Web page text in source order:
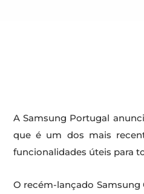
A Samsung Portugal
que é um dos mais
funcionalidades úteis para
O recém-lançado Samsung